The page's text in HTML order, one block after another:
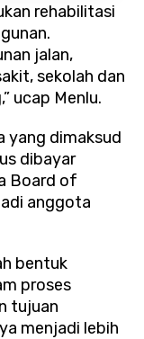
rehabilitasi
jalan,
sekolah dan
ucap Menlu.
yang dimaksud
dibayar
Board of
anggota
bentuk
proses
tujuan
menjadi lebih